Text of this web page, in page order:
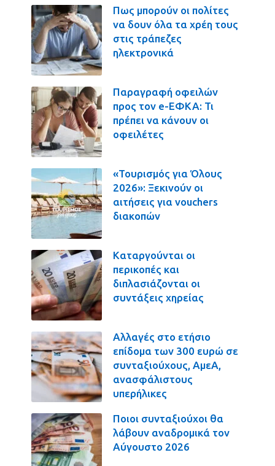
Πως μπορούν οι πολίτες
να δουν όλα τα χρέη τους
στις τράπεζες
ηλεκτρονικά
Παραγραφή οφειλών
προς τον e-ΕΦΚΑ: Τι
πρέπει να κάνουν οι
οφειλέτες
«Τουρισμός για Όλους
2026»: Ξεκινούν οι
αιτήσεις για vouchers
διακοπών
Καταργούνται οι
περικοπές και
διπλασιάζονται οι
συντάξεις χηρείας
Αλλαγές στο ετήσιο
επίδομα των 300 ευρώ σε
συνταξιούχους, ΑμεΑ,
ανασφάλιστους
υπερήλικες
Ποιοι συνταξιούχοι θα
λάβουν αναδρομικά τον
Αύγουστο 2026